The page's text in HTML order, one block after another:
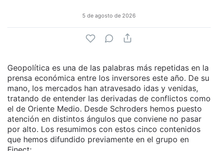
5 de agosto de 2026
Geopolítica es una de las palabras más repetidas en la
prensa económica entre los inversores este año. De su
mano, los mercados han atravesado idas y venidas,
tratando de entender las derivadas de conflictos como
el de Oriente Medio. Desde Schroders hemos puesto
atención en distintos ángulos que conviene no pasar
por alto. Los resumimos con estos cinco contenidos
que hemos difundido previamente en el grupo en